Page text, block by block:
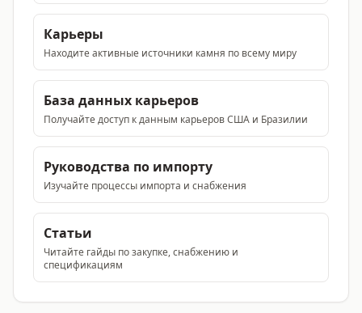
Карьеры
Находите активные источники камня по всему миру
База данных карьеров
Получайте доступ к данным карьеров США и Бразилии
Руководства по импорту
Изучайте процессы импорта и снабжения
Статьи
Читайте гайды по закупке, снабжению и
спецификациям